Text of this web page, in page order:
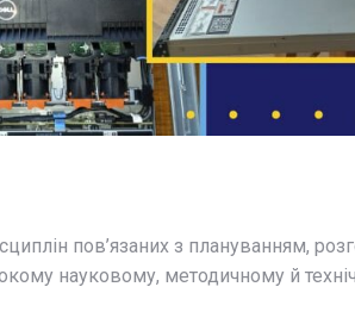
пов’язаних з плануванням,
науковому, методичному й